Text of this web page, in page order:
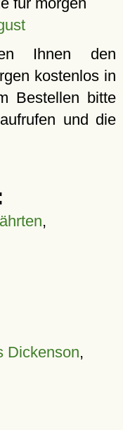
Ihnen den
kostenlos in
Bestellen bitte
aufrufen und die
,
Dickenson,